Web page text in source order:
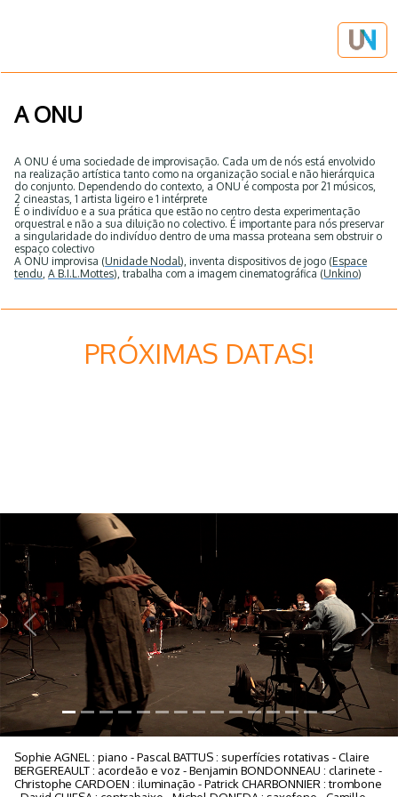
A ONU
A ONU é uma sociedade de improvisação. Cada um de nós está envolvido
na realização artística tanto como na organização social e não hierárquica
do conjunto. Dependendo do contexto, a ONU é composta por 21 músicos,
2 cineastas, 1 artista ligeiro e 1 intérprete
É o indivíduo e a sua prática que estão no centro desta experimentação
orquestral e não a sua diluição no colectivo. É importante para nós preservar
a singularidade do indivíduo dentro de uma massa proteana sem obstruir o
espaço colectivo
A ONU improvisa (Unidade Nodal), inventa dispositivos de jogo (Espace
tendu, A B.I.L.Mottes), trabalha com a imagem cinematográfica (Unkino)
PRÓXIMAS DATAS!
Previous Next
Sophie AGNEL : piano - Pascal BATTUS : superfícies rotativas - Claire
BERGEREAULT : acordeão e voz - Benjamin BONDONNEAU : clarinete -
Christophe CARDOEN : iluminação - Patrick CHARBONNIER : trombone